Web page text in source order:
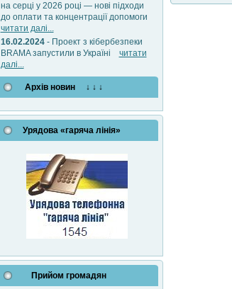
на серці у 2026 році — нові підходи
до оплати та концентрації допомоги
читати далі...
16.02.2024- Проект з кібербезпеки
BRAMA запустили в Україні читати
далі...
Архів новин ↓ ↓ ↓
Урядова «гаряча лінія»
Прийом громадян